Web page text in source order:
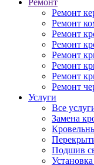
Ремонт
Ремонт
Ремонт
Ремонт
Ремонт
Ремонт
Ремонт
Ремонт
Ремонт
Услуги
Все
Замена
Подшив